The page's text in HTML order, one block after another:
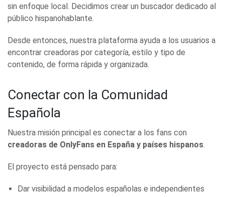
sin enfoque local. Decidimos crear un buscador dedicado al
público hispanohablante.
Desde entonces, nuestra plataforma ayuda a los usuarios a
encontrar creadoras por categoría, estilo y tipo de
contenido, de forma rápida y organizada.
Conectar con la Comunidad
Española
Nuestra misión principal es conectar a los fans con
creadoras de OnlyFans en España y países hispanos.
El proyecto está pensado para:
Dar visibilidad a modelos españolas e independientes